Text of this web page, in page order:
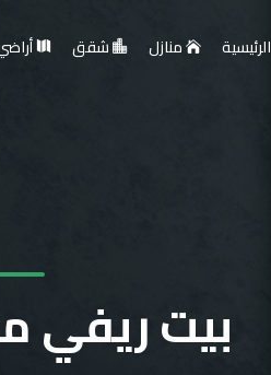
بيت ريفي
الرئيسية منازل شقق